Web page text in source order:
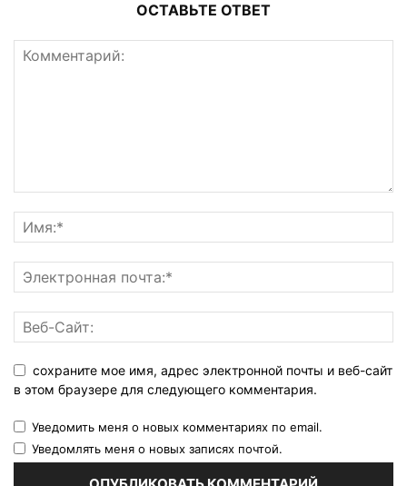
ОСТАВЬТЕ ОТВЕТ
сохраните мое имя, адрес электронной почты и веб-сайт
в этом браузере для следующего комментария.
Уведомить меня о новых комментариях по email.
Уведомлять меня о новых записях почтой.